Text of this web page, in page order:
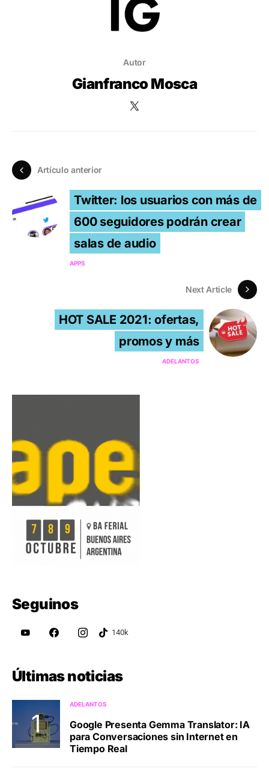
Autor
Gianfranco Mosca
Artículo anterior
Twitter: los usuarios con más de
600 seguidores podrán crear
salas de audio
APPS
Next Article
HOT SALE 2021: ofertas,
promos y más
ADELANTOS
Seguinos
Últimas noticias
ADELANTOS
Google Presenta Gemma Translator: IA
para Conversaciones sin Internet en
Tiempo Real